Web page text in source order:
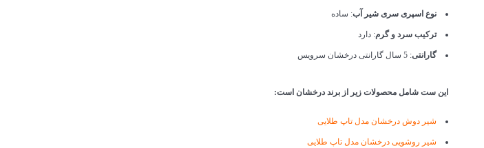
نوع اسپری سری شیر آب: ساده
ترکیب سرد و گرم: دارد
گارانتی: 5 سال گارانتی درخشان سرویس
این ست شامل محصولات زیر از برند درخشان است:
شیر دوش درخشان مدل تاپ طلایی
شیر روشویی درخشان مدل تاپ طلایی